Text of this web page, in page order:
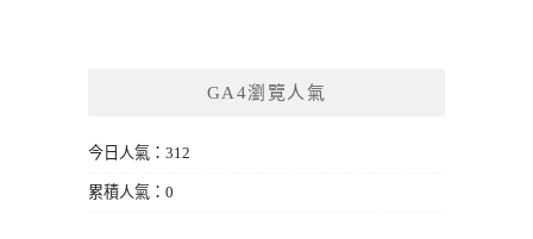
GA4瀏覽人氣
今日人氣：312
累積人氣：0